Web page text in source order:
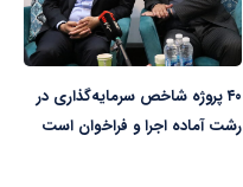
۴۰ پروژه شاخص سرمایه‌گذاری در
رشت آماده اجرا و فراخوان است